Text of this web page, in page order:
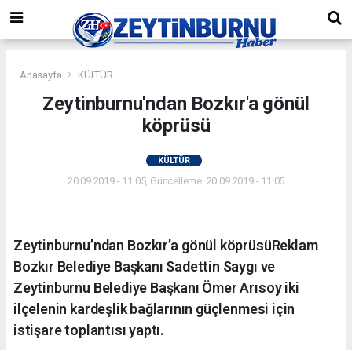
Anasayfa KÜLTÜR
Zeytinburnu'ndan Bozkır'a gönül
köprüsü
KÜLTÜR
20.09.2019 - 11:05, Güncelleme: 20.09.2019 - 11:05
Zeytinburnu’ndan Bozkır’a gönül köprüsüReklam
Bozkır Belediye Başkanı Sadettin Saygı ve
Zeytinburnu Belediye Başkanı Ömer Arısoy iki
ilçelenin kardeşlik bağlarının güçlenmesi için
istişare toplantısı yaptı.